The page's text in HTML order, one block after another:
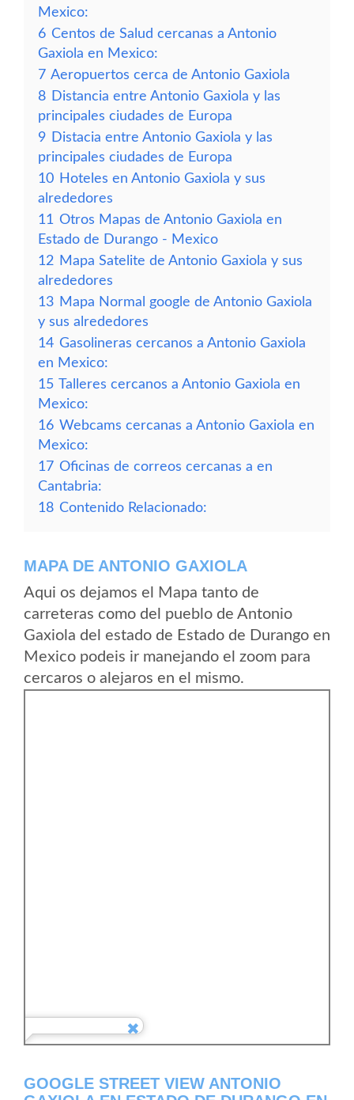
Mexico:
6 Centos de Salud cercanas a Antonio
Gaxiola en Mexico:
7 Aeropuertos cerca de Antonio Gaxiola
8 Distancia entre Antonio Gaxiola y las
principales ciudades de Europa
9 Distacia entre Antonio Gaxiola y las
principales ciudades de Europa
10 Hoteles en Antonio Gaxiola y sus
alrededores
11 Otros Mapas de Antonio Gaxiola en
Estado de Durango - Mexico
12 Mapa Satelite de Antonio Gaxiola y sus
alrededores
13 Mapa Normal google de Antonio Gaxiola
y sus alrededores
14 Gasolineras cercanos a Antonio Gaxiola
en Mexico:
15 Talleres cercanos a Antonio Gaxiola en
Mexico:
16 Webcams cercanas a Antonio Gaxiola en
Mexico:
17 Oficinas de correos cercanas a en
Cantabria:
18 Contenido Relacionado:
MAPA DE ANTONIO GAXIOLA
Aqui os dejamos el Mapa tanto de
carreteras como del pueblo de Antonio
Gaxiola del estado de Estado de Durango en
Mexico podeis ir manejando el zoom para
cercaros o alejaros en el mismo.
GOOGLE STREET VIEW ANTONIO